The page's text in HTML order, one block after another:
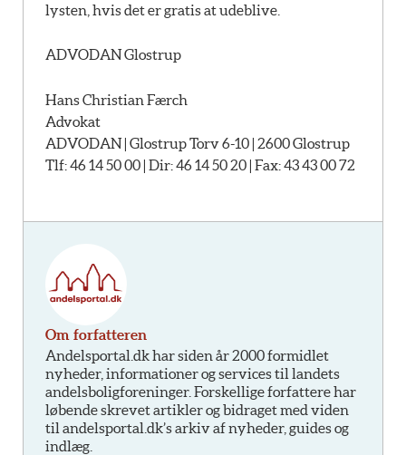
lysten, hvis det er gratis at udeblive.
ADVODAN Glostrup
Hans Christian Færch
Advokat
ADVODAN | Glostrup Torv 6-10 | 2600 Glostrup
Tlf: 46 14 50 00 | Dir: 46 14 50 20 | Fax: 43 43 00 72
Om forfatteren
Andelsportal.dk har siden år 2000 formidlet
nyheder, informationer og services til landets
andelsboligforeninger. Forskellige forfattere har
løbende skrevet artikler og bidraget med viden
til andelsportal.dk’s arkiv af nyheder, guides og
indlæg.